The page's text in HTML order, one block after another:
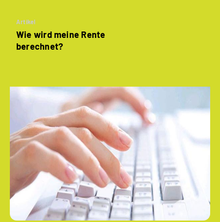
Artikel
Wie wird meine Rente
berechnet?